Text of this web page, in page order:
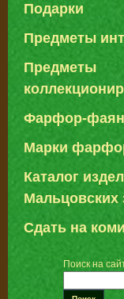
Подарки
Предметы
Предметы
Фарфор-
Марки
Каталог
Мальцовских
Сдать на
Поиск на